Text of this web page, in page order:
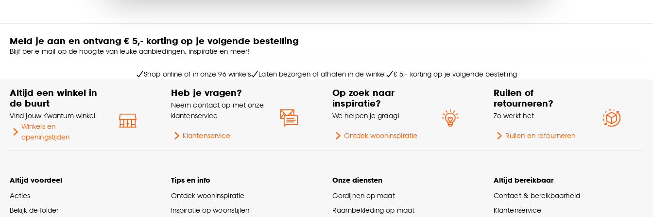
Aantal lichtbronnen 1 Stk
29.3 CM
24 maanden
Meld je aan en ontvang € 5,- korting op je volgende bestelling
Blijf per e-mail op de hoogte van leuke aanbiedingen, inspiratie en meer!
Shop online of in onze 96 winkels Laten bezorgen of afhalen in de winkel € 5,- korting op je volgende bestelling
Altijd een winkel in
de buurt
Vind jouw Kwantum winkel
Winkels en
openingstijden
Heb je vragen?
Neem contact op met onze
klantenservice
Klantenservice
Op zoek naar
inspiratie?
We helpen je graag!
Ontdek wooninspiratie
Ruilen of
retourneren?
Zo werkt het
Ruilen en retourneren
Altijd voordeel
Acties
Bekijk de folder
Tips en info
Ontdek wooninspiratie
Inspiratie op woonstijlen
Onze diensten
Gordijnen op maat
Raambekleding op maat
Altijd bereikbaar
Contact & bereikbaarheid
Klantenservice